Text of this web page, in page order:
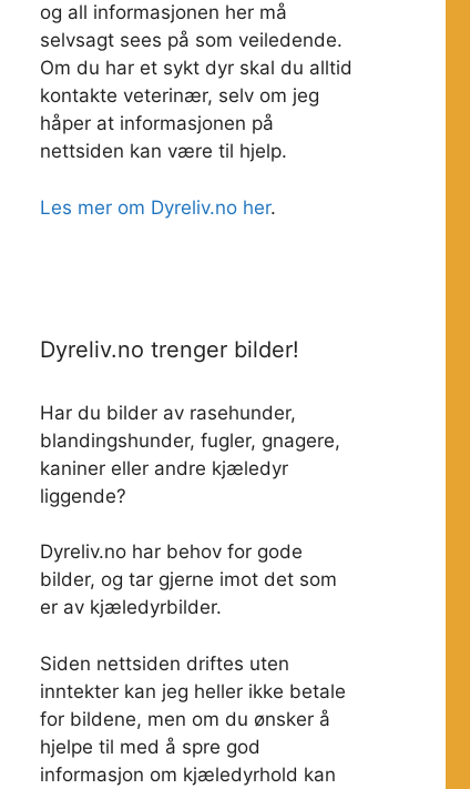
og all informasjonen her må
selvsagt sees på som veiledende.
Om du har et sykt dyr skal du alltid
kontakte veterinær, selv om jeg
håper at informasjonen på
nettsiden kan være til hjelp.
Les mer om Dyreliv.no her.
Dyreliv.no trenger bilder!
Har du bilder av rasehunder,
blandingshunder, fugler, gnagere,
kaniner eller andre kjæledyr
liggende?
Dyreliv.no har behov for gode
bilder, og tar gjerne imot det som
er av kjæledyrbilder.
Siden nettsiden driftes uten
inntekter kan jeg heller ikke betale
for bildene, men om du ønsker å
hjelpe til med å spre god
informasjon om kjæledyrhold kan